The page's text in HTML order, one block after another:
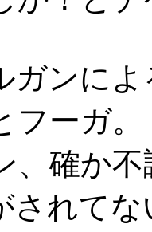
ガンに
フーガ。
、確か
されて